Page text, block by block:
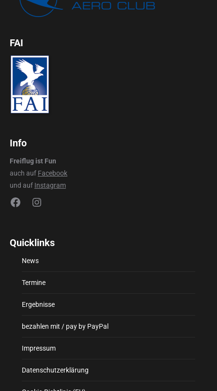
FAI
Info
Freiflug ist Fun
auch auf Facebook
und auf Instagram
FacebookInstagram
Quicklinks
News
Termine
Ergebnisse
bezahlen mit / pay by PayPal
Impressum
Datenschutzerklärung